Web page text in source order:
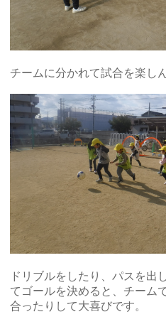
チームに分かれて試合を楽し
ドリブルをしたり、パスを出
てゴールを決めると、チーム
合ったりして大喜びです。